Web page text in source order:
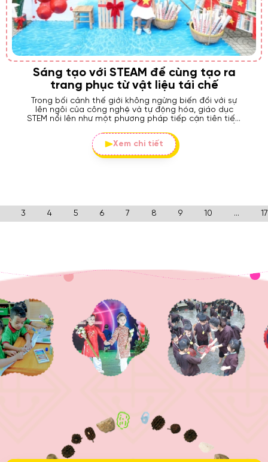
Sáng tạo với STEAM để cùng tạo ra
trang phục từ vật liệu tái chế
Trong bối cảnh thế giới không ngừng biến đổi với sự
lên ngôi của công nghệ và tự động hóa, giáo dục
STEM nổi lên như một phương pháp tiếp cận tiên tiến,
làm chủ tương lai.
Xem chi tiết
3 4 5 6 7 8 9 10 ... 17